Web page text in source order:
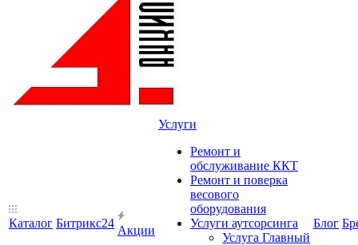
Каталог Битрикс24
Акции
Услуги
Ремонт и
обслуживание ККТ
Ремонт и поверка
весового
оборудования
Услуги аутсорсинга
Услуга Главный
Блог